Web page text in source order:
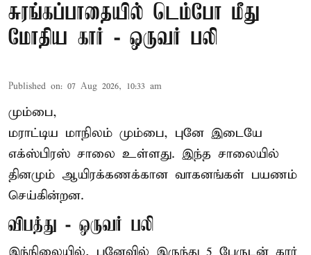
சுரங்கப்பாதையில் டெம்போ மீது
மோதிய கார் - ஒருவர் பலி
Published on: 07 Aug 2026, 10:33 am
மும்பை,
மராட்டிய மாநிலம் மும்பை, புனே இடையே
எக்ஸ்பிரஸ் சாலை உள்ளது. இந்த சாலையில்
தினமும் ஆயிரக்கணக்கான வாகனங்கள் பயணம்
செய்கின்றன.
விபத்து - ஒருவர் பலி
இந்நிலையில், புனேவில் இருந்து 5 பேருடன் கார்